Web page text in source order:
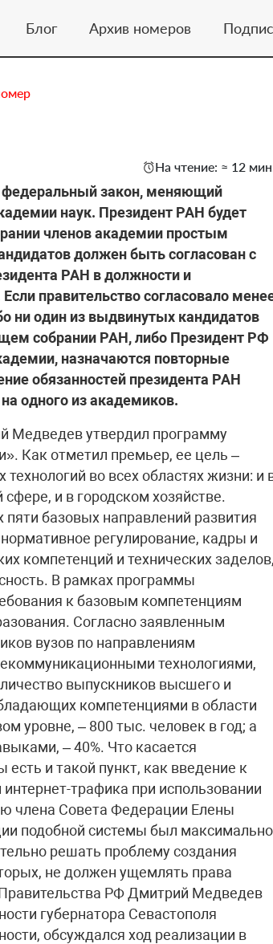
Блог Архив номеров
На чтение: ≈ 12
федеральный закон, меняющий
наук. Президент РАН будет
членов академии простым
должен быть согласован с
РАН в должности и
правительство согласовало
ни один из выдвинутых кандидатов
собрании РАН, либо Президент РФ
назначаются повторные
обязанностей президента РАН
одного из академиков.
Медведев утвердил программу
Как отметил премьер, ее цель –
во всех областях жизни: и
и в городском хозяйстве.
базовых направлений развития
регулирование, кадры и
компетенций и технических заделов,
В рамках программы
к базовым компетенциям
Согласно заявленным
вузов по направлениям
технологиями,
выпускников высшего и
компетенциями в области
уровне, – 800 тыс. человек в год; а
– 40%. Что касается
и такой пункт, как введение к
трафика при использовании
члена Совета Федерации Елены
подобной системы был максимально
решать проблему создания
не должен ущемлять права
РФ Дмитрий Медведев
губернатора Севастополя
обсуждался ход реализации в